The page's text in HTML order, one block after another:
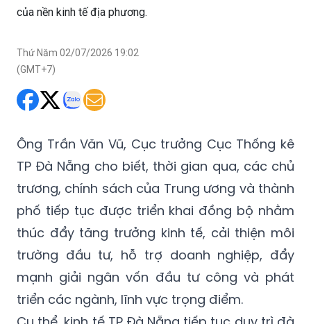
của nền kinh tế địa phương.
Thứ Năm 02/07/2026 19:02
(GMT+7)
Ông Trần Văn Vũ, Cục trưởng Cục Thống kê
TP Đà Nẵng cho biết, thời gian qua, các chủ
trương, chính sách của Trung ương và thành
phố tiếp tục được triển khai đồng bộ nhằm
thúc đẩy tăng trưởng kinh tế, cải thiện môi
trường đầu tư, hỗ trợ doanh nghiệp, đẩy
mạnh giải ngân vốn đầu tư công và phát
triển các ngành, lĩnh vực trọng điểm.